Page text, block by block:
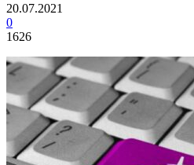
20.07.2021
0
1626